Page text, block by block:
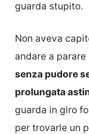
guarda stupito.
Non aveva
andare a
senza pudore
prolungata
guarda in giro
per trovarle un